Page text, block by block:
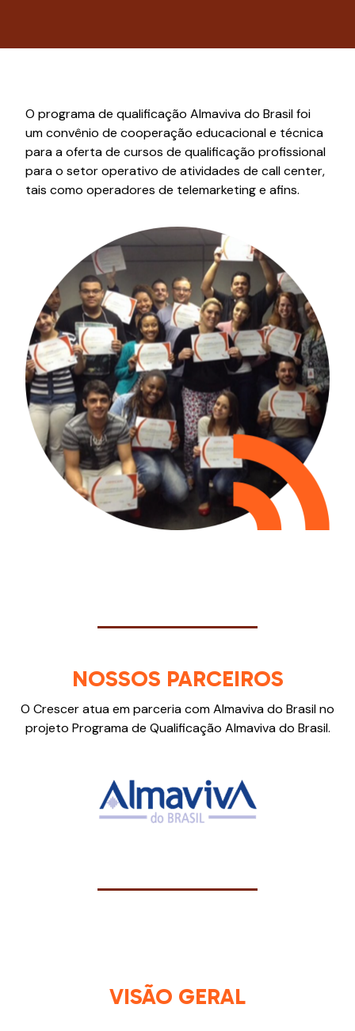
O programa de qualificação Almaviva do Brasil foi
um convênio de cooperação educacional e técnica
para a oferta de cursos de qualificação profissional
para o setor operativo de atividades de call center,
tais como operadores de telemarketing e afins.
NOSSOS PARCEIROS
O Crescer atua em parceria com Almaviva do Brasil no
projeto Programa de Qualificação Almaviva do Brasil.
VISÃO GERAL